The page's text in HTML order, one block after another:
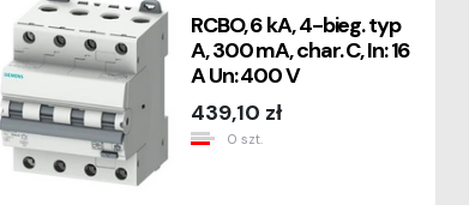
RCBO, 6 kA, 4-bieg. typ
A, 300 mA, char. C, In: 16
A Un: 400 V
0 szt.
439,10 zł